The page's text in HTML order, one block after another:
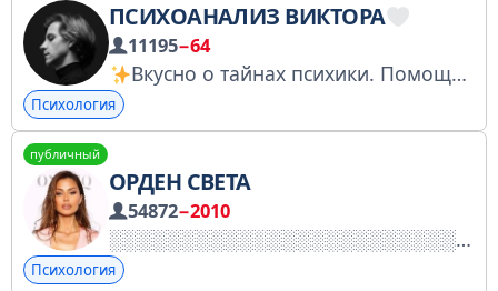
ПСИХОАНАЛИЗ ВИКТОРА
11195−64
Вкусно о тайнах психики. Помощь, обучение, практики, прямые трансляции. Чат общения: https://t.me/+9LT3C4lpj65iNDAy
Психология
публичный
ОРДЕН СВЕТА
54872−2010
Психология